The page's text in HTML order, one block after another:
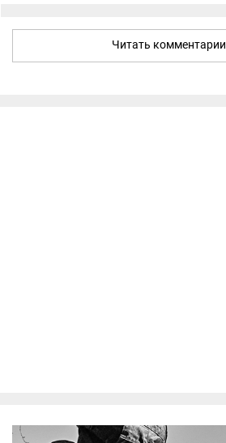
Читать комментарии